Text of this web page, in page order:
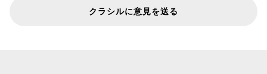
クラシルに意見を送る